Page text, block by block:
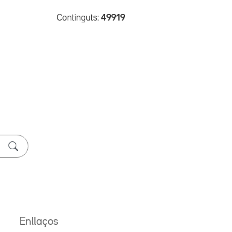
Continguts: 49919
Enllaços